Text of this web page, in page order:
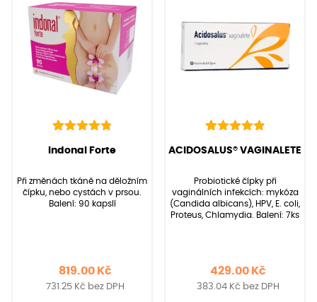
4.90
základě
hodnocení
zákazníků
(Hodnocení:136
Indonal Forte
Při změnách tkáně na děložním
čípku, nebo cystách v prsou.
Balení: 90 kapslí
819.00 Kč
731.25 Kč bez DPH
4.95
základě
hodnocení
zákazníků
(Hodnocení:22)
ACIDOSALUS® VAGINALETE
Probiotické čípky při
vaginálních infekcích: mykóza
(Candida albicans), HPV, E. coli,
Proteus, Chlamydia. Balení: 7ks
429.00 Kč
383.04 Kč bez DPH